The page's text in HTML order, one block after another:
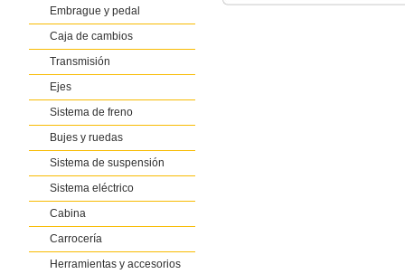
Embrague y pedal
Caja de cambios
Transmisión
Ejes
Sistema de freno
Bujes y ruedas
Sistema de suspensión
Sistema eléctrico
Cabina
Carrocería
Herramientas y accesorios